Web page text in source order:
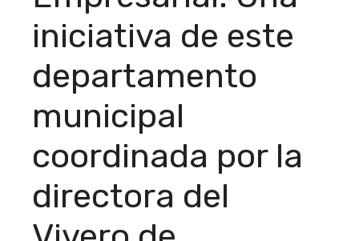
iniciativa de este
departamento
municipal
coordinada por la
directora del